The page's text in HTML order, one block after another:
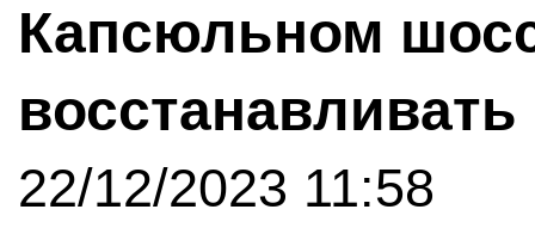
Капсюльном
восстанавливать
22/12/2023 11:58